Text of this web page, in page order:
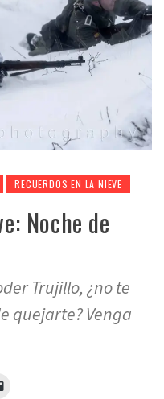
RECUERDOS EN LA NIEVE
Noche de
Trujillo, ¿no te
quejarte? Venga